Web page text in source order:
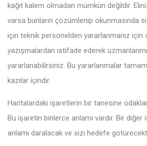
kağıt kalem olmadan mümkün değildir.
varsa bunların çözümlenip okunmasında
için teknik personelden yararlanmanız
yazışmalardan istifade ederek
yararlanabilirsiniz. Bu yararlanmalar
kazılar içindir.
Haritalardaki işaretlerin bir tanesine
Bu işaretin binlerce anlamı vardır. Bir
anlamı daralacak ve sizi hedefe